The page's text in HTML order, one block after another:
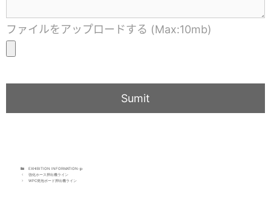
ファイルをアップロードする (Max:10mb)
EXHIBITION INFORMATION-jp
強化ホース押出機ライン
WPC発泡ボード押出機ライン